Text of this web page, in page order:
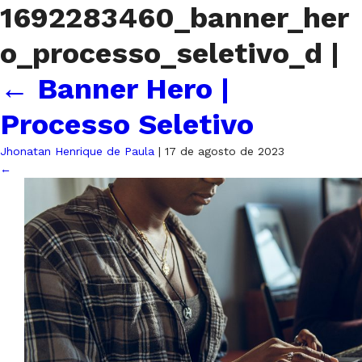
1692283460_banner_her
o_processo_seletivo_d |
← Banner Hero |
Processo Seletivo
Jhonatan Henrique de Paula | 17 de agosto de 2023
←